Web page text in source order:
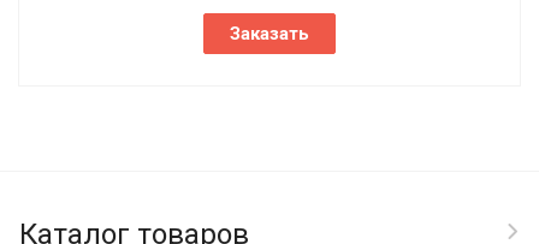
Заказать
Каталог товаров